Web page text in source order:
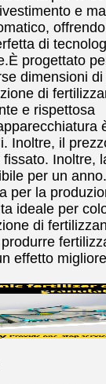
e
di
progettato
dimensioni
di
e rispettosa
Inoltre, il
Inoltre,
per un anno.
per la
ideale per
di
effetto